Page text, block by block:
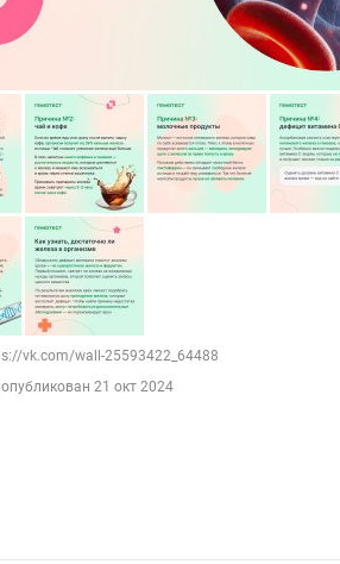
vk.com/wall-25593422_64488
опубликован 21 окт 2024